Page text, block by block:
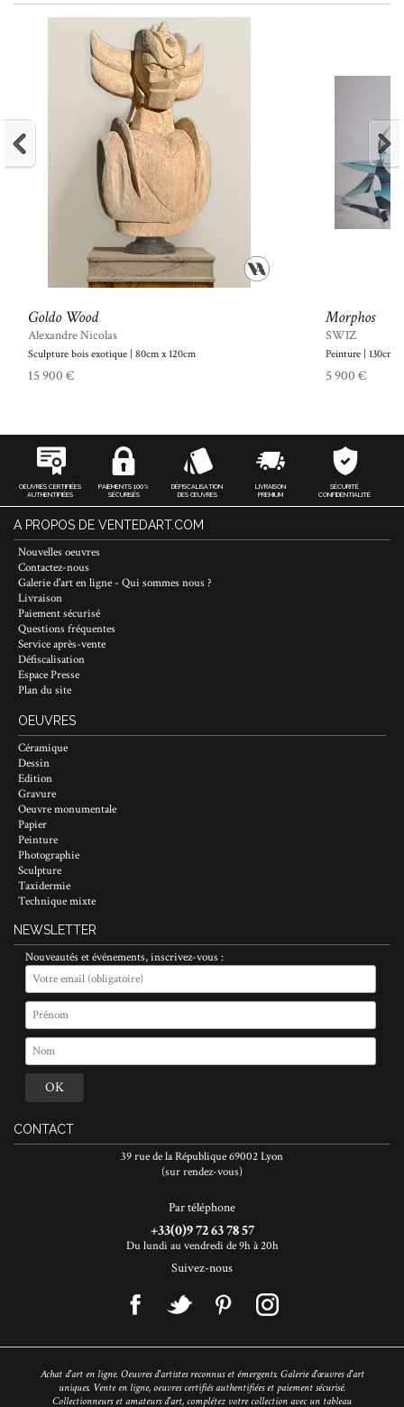
Goldo Wood
Alexandre Nicolas
Sculpture bois exotique | 80cm x 120cm
15 900 €
Morphos
SWIZ
Peinture | 130cm
5 900 €
OEUVRES CERTIFIÉES
AUTHENTIFIÉES
PAIEMENTS 100%
SÉCURISÉS
DÉFISCALISATION
DES ŒUVRES
LIVRAISON
PREMIUM
SÉCURITÉ
CONFIDENTIALITÉ
A PROPOS DE VENTEDART.COM
Nouvelles oeuvres
Contactez-nous
Galerie d'art en ligne - Qui sommes nous ?
Livraison
Paiement sécurisé
Questions fréquentes
Service après-vente
Défiscalisation
Espace Presse
Plan du site
OEUVRES
Céramique
Dessin
Edition
Gravure
Oeuvre monumentale
Papier
Peinture
Photographie
Sculpture
Taxidermie
Technique mixte
NEWSLETTER
Nouveautés et événements, inscrivez-vous :
CONTACT
39 rue de la République 69002 Lyon
(sur rendez-vous)
Par téléphone
+33(0)9 72 63 78 57
Du lundi au vendredi de 9h à 20h
Suivez-nous
Achat d'art en ligne. Oeuvres d'artistes reconnus et émergents. Galerie d'œuvres d'art
uniques. Vente en ligne, oeuvres certifiés authentifiées et paiement sécurisé.
Collectionneurs et amateurs d'art, complétez votre collection avec un tableau